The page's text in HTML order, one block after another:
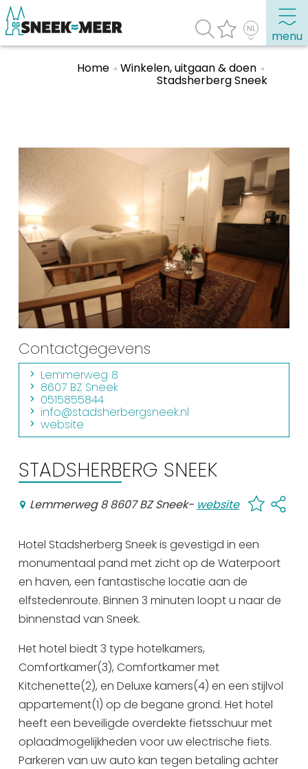
menu
Toeristische informatie
Bezienswaardigheden
Winkelen, uitgaan en doen
Eten, drinken & uitgaan
Watersport
Overnachten
Winkelen
En meer
Arrangementen
Jouw Sneek
De Friese meren
Other languages
UITagenda
Veel bezochte pagina's:
Top 10 leuke dingen
Vakantie vieren in Sneek
Overnachten in Sneek
Citygame Escapegame Sneek
De leukste routes
Interactieve plattegrond van Sneek
Winkelen in Sneek
Home Winkelen, uitgaan & doen
Stadsherberg Sneek
Contactgegevens
Lemmerweg 8
8607 BZ Sneek
0515855844
info@stadsherbergsneek.nl
website
STADSHERBERG SNEEK
Lemmerweg 8 8607 BZ Sneek- website
Hotel Stadsherberg Sneek is gevestigd in een
monumentaal pand met zicht op de Waterpoort
en haven, een fantastische locatie aan de
elfstedenroute. Binnen 3 minuten loopt u naar de
binnenstad van Sneek.
Het hotel biedt 3 type hotelkamers,
Comfortkamer(3), Comfortkamer met
Kitchenette(2), en Deluxe kamers(4) en een stijlvol
appartement(1) op de begane grond. Het hotel
heeft een beveiligde overdekte fietsschuur met
oplaadmogelijkheden voor uw electrische fiets.
Parkeren van uw auto kan tegen betaling achter